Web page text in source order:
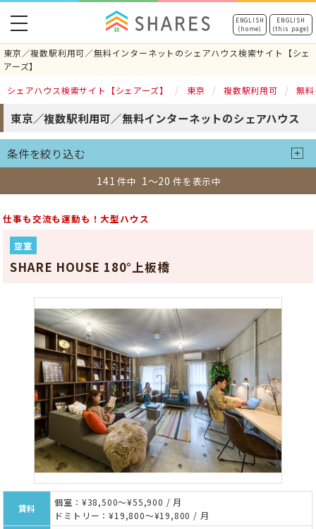
ENGLISH
(home)
ENGLISH
(this page)
東京／複数駅利用可／無料インターネットのシェアハウス検索サイト【シェ
アーズ】
toggle
navigation
シェアハウス検索サイト【シェアーズ】 東京 複数駅利用可 無
東京／複数駅利用可／無料インターネットのシェアハウス
条件を絞り込む
141 件中 1～20 件を表示中
仕事も交流も運動も！大型ハウス
空室
SHARE HOUSE 180°上板橋
賃料
個室：¥38,500～¥55,900 / 月
ドミトリー：¥19,800～¥19,800 / 月